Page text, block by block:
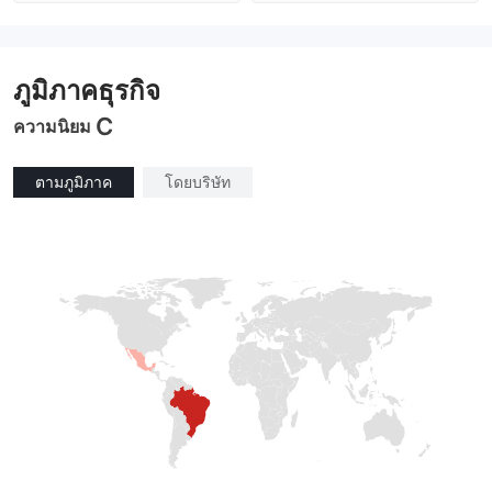
ภูมิภาคธุรกิจ
ความนิยม C
ตามภูมิภาค โดยบริษัท